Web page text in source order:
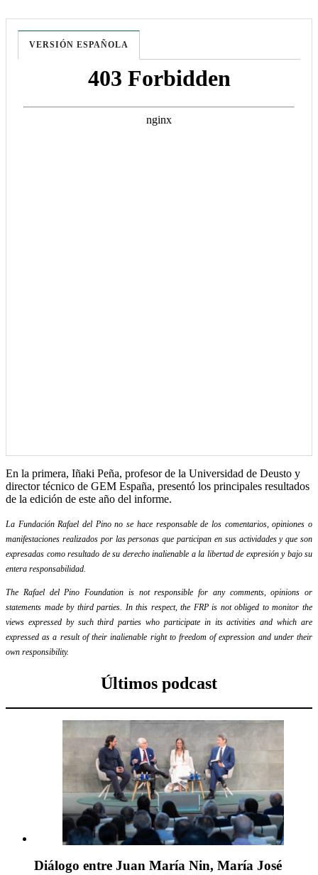
VERSIÓN ESPAÑOLA
En la primera, Iñaki Peña, profesor de la Universidad de Deusto y
director técnico de GEM España, presentó los principales resultados
de la edición de este año del informe.
La Fundación Rafael del Pino no se hace responsable de los comentarios, opiniones o
manifestaciones realizados por las personas que participan en sus actividades y que son
expresadas como resultado de su derecho inalienable a la libertad de expresión y bajo su
entera responsabilidad.
The Rafael del Pino Foundation is not responsible for any comments, opinions or
statements made by third parties. In this respect, the FRP is not obliged to monitor the
views expressed by such third parties who participate in its activities and which are
expressed as a result of their inalienable right to freedom of expression and under their
own responsibility.
Últimos podcast
Diálogo entre Juan María Nin, María José